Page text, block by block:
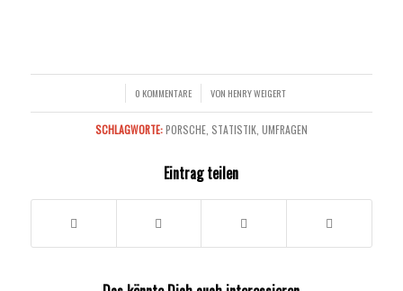
0 KOMMENTARE
/ VON HENRY WEIGERT
SCHLAGWORTE:PORSCHE, STATISTIK, UMFRAGEN
Eintrag teilen